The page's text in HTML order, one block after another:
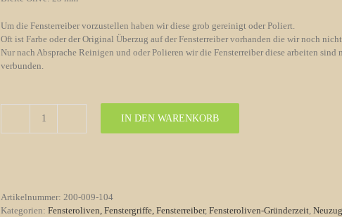
Um die Fensterreiber vorzustellen haben wir diese grob gereinigt oder Poliert.
Oft ist Farbe oder der Original Überzug auf der Fensterreiber vorhanden die wir noch nicht
Nur nach Absprache Reinigen und oder Polieren wir die Fensterreiber diese arbeiten sind
verbunden.
Fensterolive
IN DEN WARENKORB
Artikelnummer: 200-009-104
Kategorien: Fensteroliven, Fenstergriffe, Fensterreiber, Fensteroliven-Gründerzeit